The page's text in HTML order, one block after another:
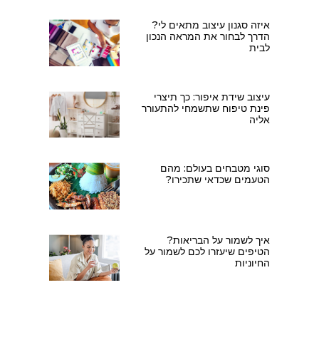
איזה סגנון עיצוב מתאים לי?
הדרך לבחור את המראה הנכון
לבית
עיצוב שידת איפור: כך תיצרי
פינת טיפוח שתשמחי להתעורר
אליה
סוגי מטבחים בעולם: מהם
הטעמים שכדאי שתכירו?
איך לשמור על הבריאות?
הטיפים שיעזרו לכם לשמור על
החיוניות